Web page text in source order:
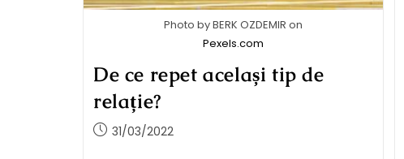
Photo by BERK OZDEMIR on
Pexels.com
De ce repet același tip de
relație?
31/03/2022